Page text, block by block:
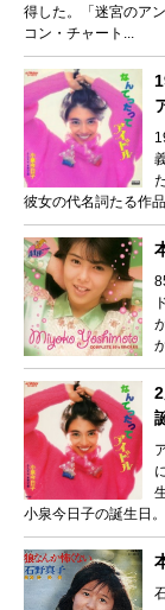
得した。「迷宮のア
コン・チャート...
彼女の代名詞たる作
小泉今日子の誕生日